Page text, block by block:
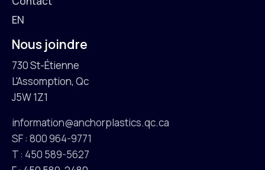
EN
Nous joindre
730 St-Étienne
L'Assomption, Qc
J5W 1Z1
information@anchorplastics.qc.ca
SF : 800 964-9771
T : 450 589-5627